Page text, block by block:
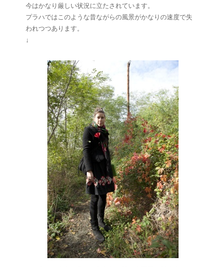
今はかなり厳しい状況に立たされています。
プラハではこのような昔ながらの風景がかなりの速度で失
われつつあります。
↓